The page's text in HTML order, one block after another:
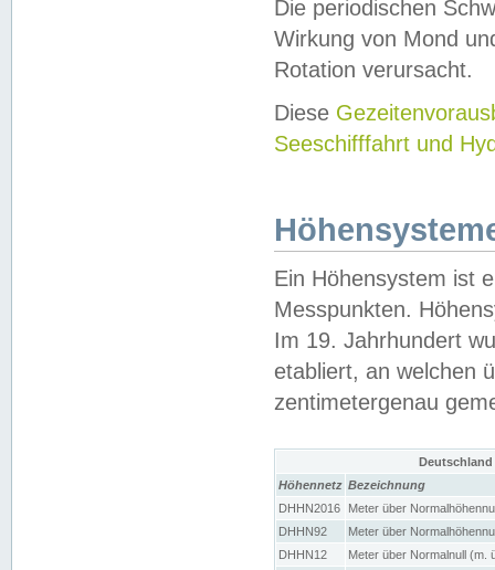
Die periodischen
Wirkung von Mond
Rotation verursacht.
Diese
Seeschifffahrt und
Ein Höhensystem ist
Messpunkten.
Im 19. Jahrhundert
etabliert, an welchen
zentimetergenau
Höhennetz Bezeichnung
DHHN2016
Meter über
DHHN92
Meter über
DHHN12
Meter über Normalnull (m.